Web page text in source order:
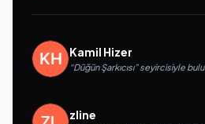
Kamil Hizer
“Düğün Şarkıcısı” seyircisiyle
zline